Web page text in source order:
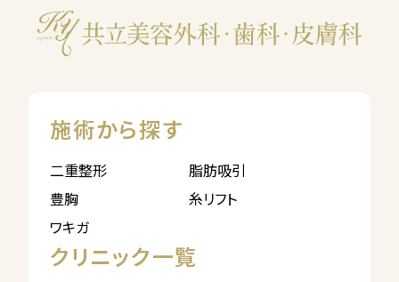
施術から探す
二重整形
脂肪吸引
豊胸
糸リフト
ワキガ
クリニック一覧